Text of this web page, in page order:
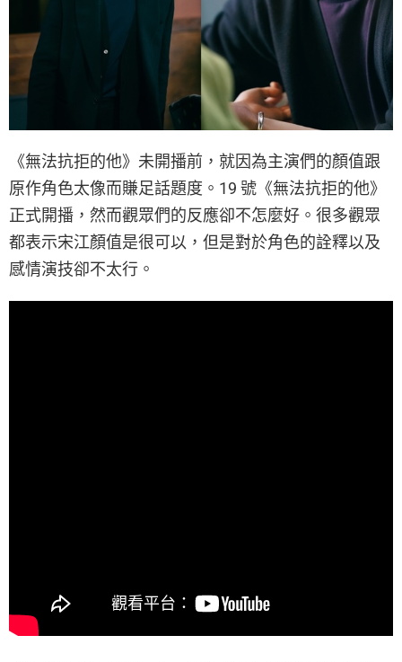
《無法抗拒的他》未開播前，就因為主演們的顏值跟
原作角色太像而賺足話題度。19 號《無法抗拒的他》
正式開播，然而觀眾們的反應卻不怎麼好。很多觀眾
都表示宋江顏值是很可以，但是對於角色的詮釋以及
感情演技卻不太行。